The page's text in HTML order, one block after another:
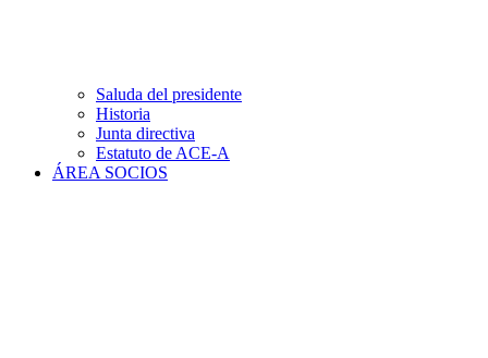
Saluda del presidente
Historia
Junta directiva
Estatuto de ACE-A
ÁREA SOCIOS